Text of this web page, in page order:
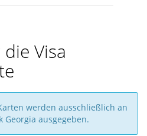
Visa
werden ausschließlich an
Georgia ausgegeben.